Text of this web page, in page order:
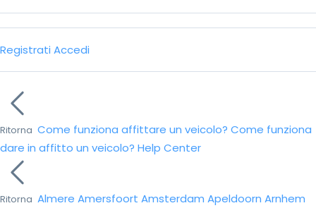
Registrati Accedi
Ritorna Come funziona affittare un veicolo? Come funziona
dare in affitto un veicolo? Help Center
Ritorna Almere Amersfoort Amsterdam Apeldoorn Arnhem